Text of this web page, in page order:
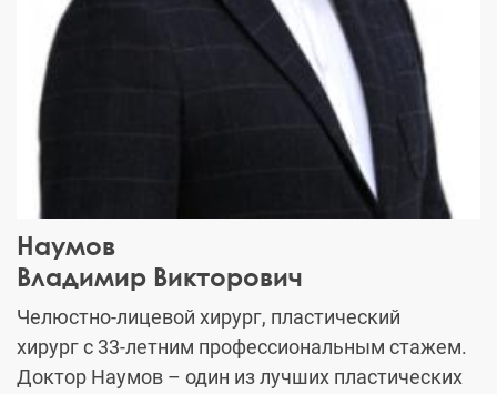
Наумов
Владимир Викторович
Челюстно-лицевой хирург, пластический
хирург с 33-летним профессиональным стажем.
Доктор Наумов – один из лучших пластических